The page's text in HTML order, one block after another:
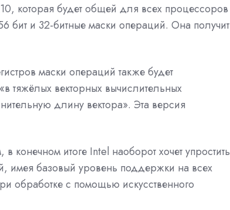
которая будет общей для всех процессоров
бит и 32-битные маски операций. Она получит
маски операций также будет
тяжёлых векторных вычислительных
длину вектора». Эта версия
конечном итоге Intel наоборот хочет упростить
имея базовый уровень поддержки на всех
обработке с помощью искусственного